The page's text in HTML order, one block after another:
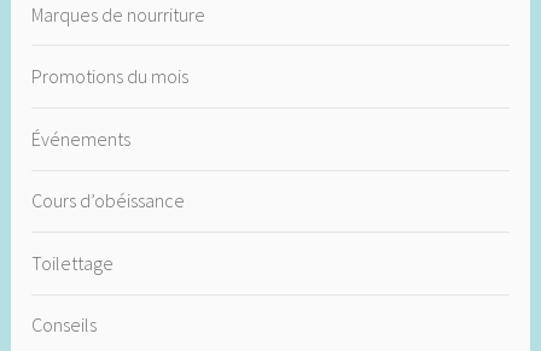
Marques de nourriture
Promotions du mois
Événements
Cours d’obéissance
Toilettage
Conseils